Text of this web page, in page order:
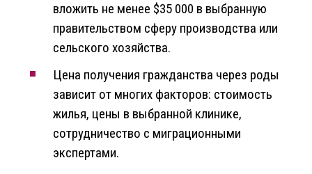
вложить не менее $35 000 в выбранную
правительством сферу производства или
сельского хозяйства.
Цена получения гражданства через роды
зависит от многих факторов: стоимость
жилья, цены в выбранной клинике,
сотрудничество с миграционными
экспертами.